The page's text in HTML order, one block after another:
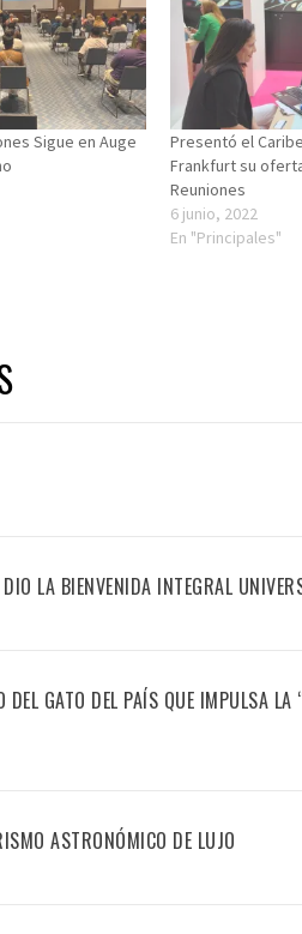
Sigue en Auge
Presentó el
Frankfurt su
Reuniones
6 junio, 2022
En "Principales"
LA BIENVENIDA INTEGRAL
GATO DEL PAÍS QUE IMPULSA LA
ASTRONÓMICO DE LUJO